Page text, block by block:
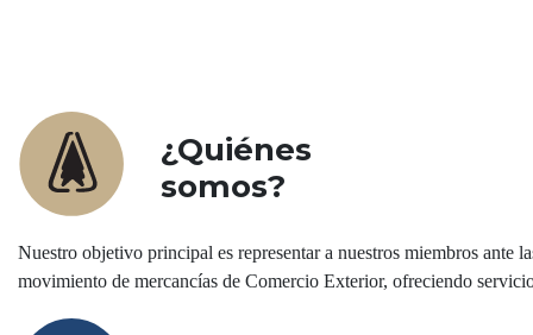
¿Quiénes
somos?
Nuestro objetivo principal es representar a nuestros miembros ante
movimiento de mercancías de Comercio Exterior, ofreciendo